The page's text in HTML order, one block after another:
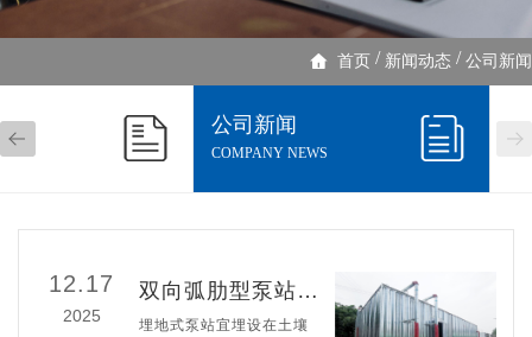
首页 / 新闻动态 / 公司新闻
公司新闻
COMPANY NEWS
12.17
2025
双向弧肋型泵站冬季时如何做保温措施的
埋地式泵站宜埋设在土壤